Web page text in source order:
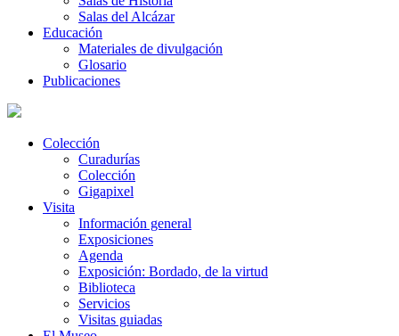
Salas del Alcázar
Educación
Materiales de divulgación
Glosario
Publicaciones
Colección
Curadurías
Colección
Gigapixel
Visita
Información general
Exposiciones
Agenda
Exposición: Bordado, de la virtud
Biblioteca
Servicios
Visitas guiadas